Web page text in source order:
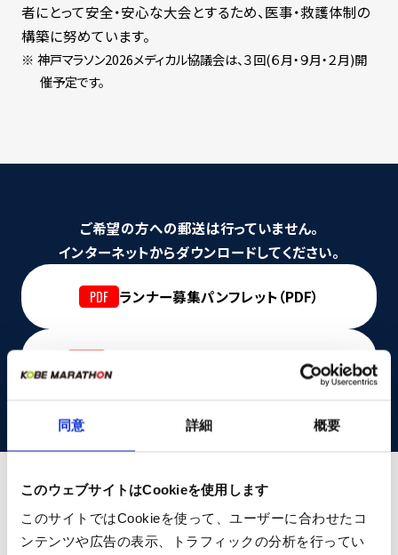
同意 詳細 概要
このウェブサイトはCookieを使用します
このサイトではCookieを使って、ユーザーに合わせたコ
ンテンツや広告の表示、トラフィックの分析を行ってい
者にとって安全・安心な大会とするため、医事・救護体制の
構築に努めています。
神戸マラソン2026メディカル協議会は、３回(６月・９月・２月)開
催予定です。
ご希望の方への郵送は行っていません。
インターネットからダウンロードしてください。
ランナー募集パンフレット（PDF）
ボランティア募集パンフレット（PDF）